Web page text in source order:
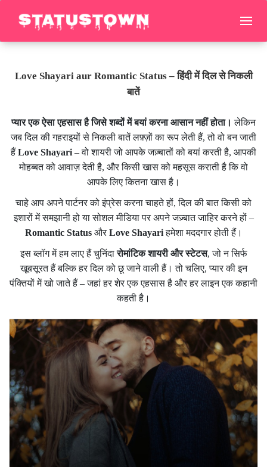
Love Shayari aur Romantic Status – हिंदी में दिल से निकली
बातें
प्यार एक ऐसा एहसास है जिसे शब्दों में बयां करना आसान नहीं होता। लेकिन
जब दिल की गहराइयों से निकली बातें लफ़्ज़ों का रूप लेती हैं, तो वो बन जाती
हैं Love Shayari – वो शायरी जो आपके जज़्बातों को बयां करती है, आपकी
मोहब्बत को आवाज़ देती है, और किसी खास को महसूस कराती है कि वो
आपके लिए कितना खास है।
चाहे आप अपने पार्टनर को इंप्रेस करना चाहते हों, दिल की बात किसी को
इशारों में समझानी हो या सोशल मीडिया पर अपने जज़्बात जाहिर करने हों –
Romantic Statusऔर Love Shayariहमेशा मददगार होती हैं।
इस ब्लॉग में हम लाए हैं चुनिंदारोमांटिक शायरी और स्टेटस, जो न सिर्फ
खूबसूरत हैं बल्कि हर दिल को छू जाने वाली हैं। तो चलिए, प्यार की इन
पंक्तियों में खो जाते हैं – जहां हर शेर एक एहसास है और हर लाइन एक कहानी
कहती है।